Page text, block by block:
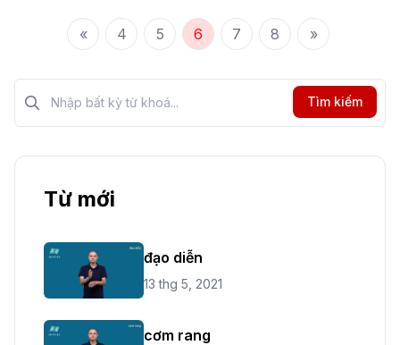
« 4 5 6 7 8 »
Tìm kiếm?>
Tìm kiếm
Từ mới
đạo diễn
13 thg 5, 2021
cơm rang